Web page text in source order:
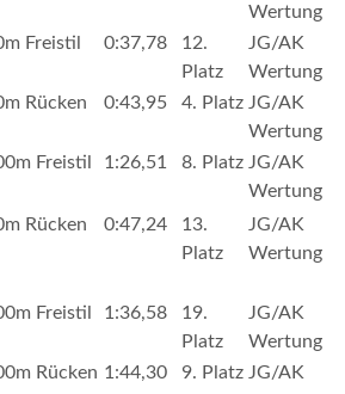
Wertung
Freistil
0:37,78
12.
Platz
JG/AK
Wertung
Rücken
0:43,95 4. Platz JG/AK
Wertung
Freistil
1:26,51 8. Platz JG/AK
Wertung
Rücken 0:47,24
13.
Platz
JG/AK
Wertung
Freistil 1:36,58
19.
Platz
JG/AK
Wertung
Rücken 1:44,30 9. Platz JG/AK